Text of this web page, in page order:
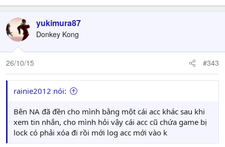
yukimura87
Donkey Kong
26/10/15 #343
rainie2012 nói:
Bên NA đã đền cho mình bằng một cái acc khác sau khi
xem tin nhắn, cho mình hỏi vậy cái acc cũ chứa game bị
lock có phải xóa đi rồi mới log acc mới vào k